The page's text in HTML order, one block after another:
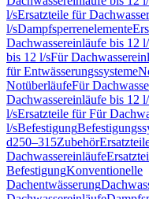
l/sErsatzteile für
l/sDampfsperrenelemente
Dachwassereinläufe bis 12
bis 12 l/sFür
für Entwässerungssysteme
NotüberläufeFür
Dachwassereinläufe bis 12
l/sErsatzteile für Für
l/sBefestigung
d250–315Zubehör
Dachwassereinläufe
BefestigungKonventionelle
Dachentwässerung